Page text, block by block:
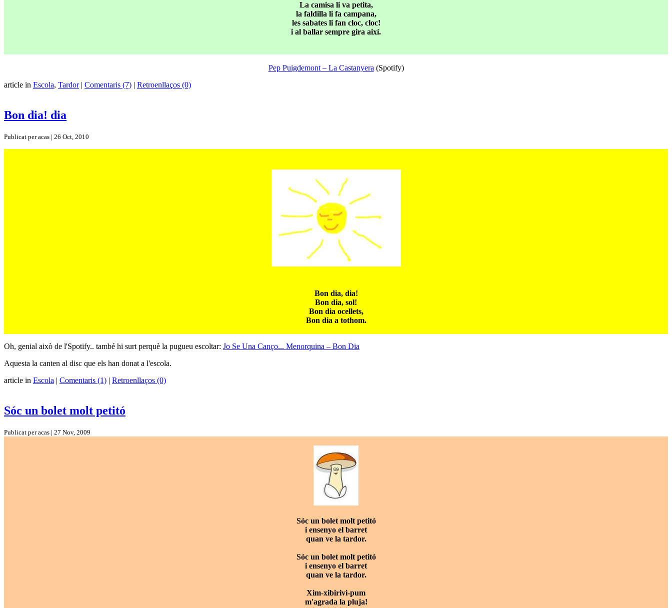
La camisa li va petita,
la faldilla li fa campana,
les sabates li fan cloc, cloc!
i al ballar sempre gira així.
Pep Puigdemont – La Castanyera (Spotify)
article in Escola, Tardor| Comentaris (7) | Retroenllaços (0)
Bon dia! dia
Publicat per acas | 26 Oct, 2010
Bon dia, dia!
Bon dia, sol!
Bon dia ocellets,
Bon dia a tothom.
Oh, genial això de l'Spotify.. també hi surt perquè la pugueu escoltar: Jo Se Una Canço... Menorquina – Bon Dia
Aquesta la canten al disc que els han donat a l'escola.
article in Escola | Comentaris (1) | Retroenllaços (0)
Sóc un bolet molt petitó
Publicat per acas | 27 Nov, 2009
Sóc un bolet molt petitó
i ensenyo el barret
quan ve la tardor.
Sóc un bolet molt petitó
i ensenyo el barret
quan ve la tardor.
Xim-xibirivi-pum
m'agrada la pluja!